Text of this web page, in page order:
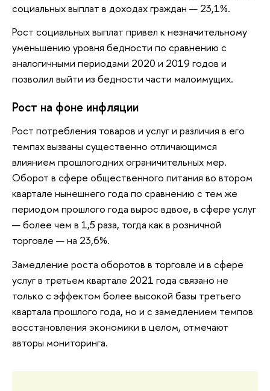
социальных выплат в доходах граждан — 23,1%.
Рост социальных выплат привел к незначительному
уменьшению уровня бедности по сравнению с
аналогичными периодами 2020 и 2019 годов и
позволил выйти из бедности части малоимущих.
Рост на фоне инфляции
Рост потребления товаров и услуг и различия в его
темпах вызваны существенно отличающимся
влиянием прошлогодних ограничительных мер.
Оборот в сфере общественного питания во втором
квартале нынешнего года по сравнению с тем же
периодом прошлого года вырос вдвое, в сфере услуг
— более чем в 1,5 раза, тогда как в розничной
торговле — на 23,6%.
Замедление роста оборотов в торговле и в сфере
услуг в третьем квартале 2021 года связано не
только с эффектом более высокой базы третьего
квартала прошлого года, но и с замедлением темпов
восстановления экономики в целом, отмечают
авторы мониторинга.